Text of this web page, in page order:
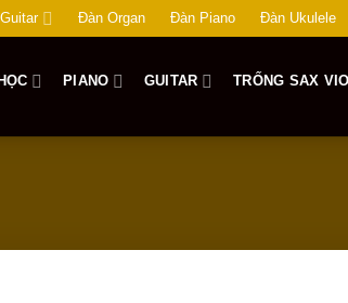
Đàn Organ Đàn Piano Đàn Ukulele
PIANO GUITAR TRỐNG SAX